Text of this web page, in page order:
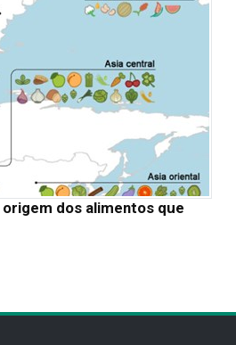
dos alimentos que